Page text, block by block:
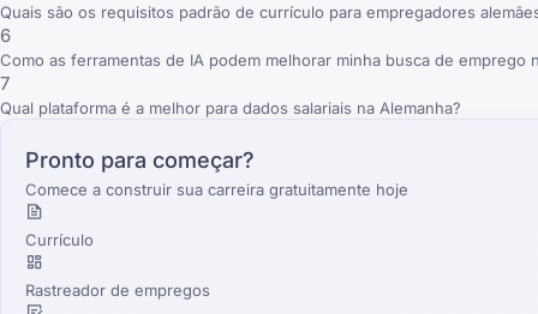
Quais são os requisitos padrão de currículo para empregadores
6
Como as ferramentas de IA podem melhorar minha busca de emprego
7
Qual plataforma é a melhor para dados salariais na Alemanha?
Pronto para começar?
Comece a construir sua carreira gratuitamente hoje
Currículo
Rastreador de empregos